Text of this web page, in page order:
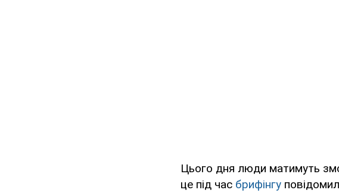
Цього дня люди матимуть
це під час брифінгу